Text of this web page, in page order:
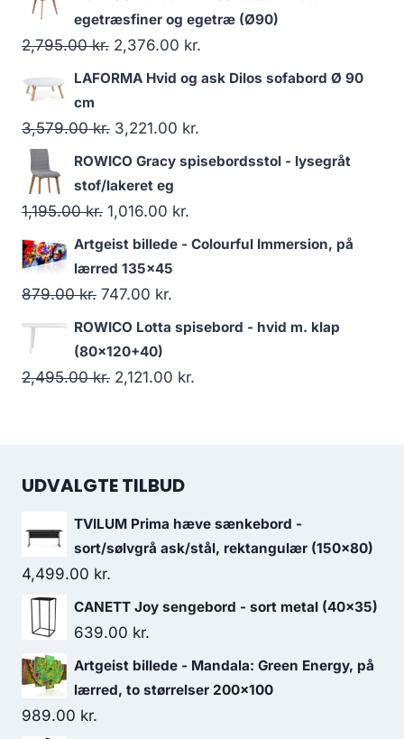
egetræsfiner og egetræ (Ø90)
2,795.00kr. 2,376.00 kr.
LAFORMA Hvid og ask Dilos sofabord Ø 90
cm
3,579.00kr. 3,221.00 kr.
ROWICO Gracy spisebordsstol - lysegråt
stof/lakeret eg
1,195.00kr. 1,016.00 kr.
Artgeist billede - Colourful Immersion, på
lærred 135x45
879.00kr. 747.00 kr.
ROWICO Lotta spisebord - hvid m. klap
(80x120+40)
2,495.00kr. 2,121.00 kr.
UDVALGTE TILBUD
TVILUM Prima hæve sænkebord -
sort/sølvgrå ask/stål, rektangulær (150x80)
4,499.00 kr.
CANETT Joy sengebord - sort metal (40x35)
639.00 kr.
Artgeist billede - Mandala: Green Energy, på
lærred, to størrelser 200x100
989.00 kr.